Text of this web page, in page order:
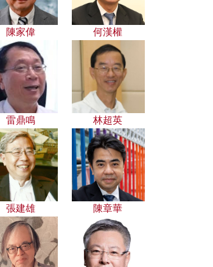
陳家偉 何漢權
雷鼎鳴 林超英
張建雄 陳章華